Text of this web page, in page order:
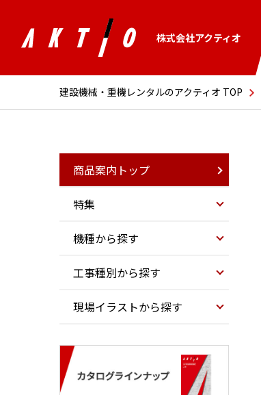
株式会社アクティオ
建設機械・重機レンタルのアクティオ TOP
商品案内トップ
特集
機種から探す
工事種別から探す
現場イラストから探す